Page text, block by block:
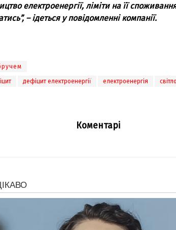
електроенергiї, лiмiти на її
– iдеться у повiдомленнi компанiї.
дефіцит електроенергії електроенергія світло
Коментарі